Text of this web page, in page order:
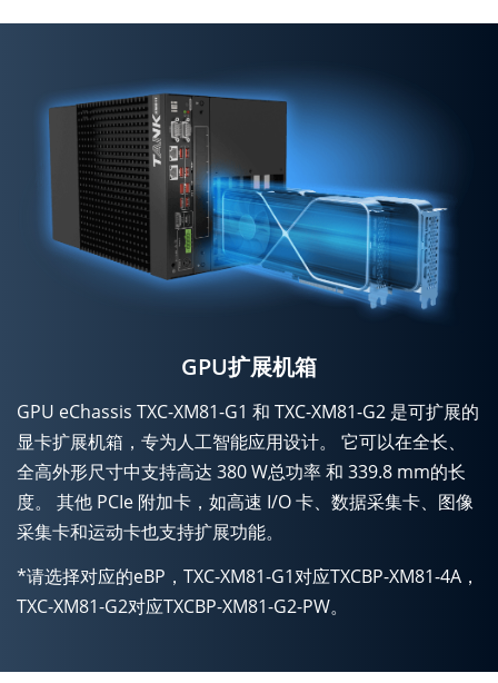
GPU扩展机箱
GPU eChassis TXC-XM81-G1 和 TXC-XM81-G2 是可扩展的
显卡扩展机箱，专为人工智能应用设计。 它可以在全长、
全高外形尺寸中支持高达 380 W总功率 和 339.8 mm的长
度。 其他 PCIe 附加卡，如高速 I/O 卡、数据采集卡、图像
采集卡和运动卡也支持扩展功能。
*请选择对应的eBP，TXC-XM81-G1对应TXCBP-XM81-4A，
TXC-XM81-G2对应TXCBP-XM81-G2-PW。